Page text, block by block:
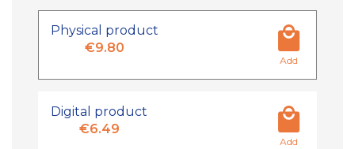
Physical product
€9.80
Add
Digital product
€6.49
Add